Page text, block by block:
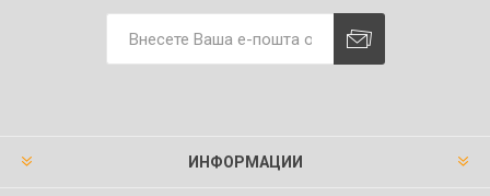
ИНФОРМАЦИИ